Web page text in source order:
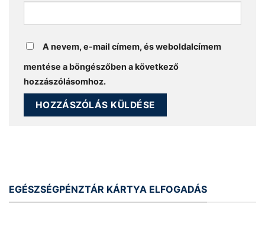
A nevem, e-mail címem, és weboldalcímem
mentése a böngészőben a következő
hozzászólásomhoz.
EGÉSZSÉGPÉNZTÁR KÁRTYA ELFOGADÁS